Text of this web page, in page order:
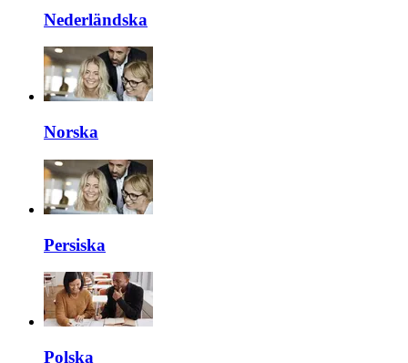
Nederländska
Norska
Persiska
Polska